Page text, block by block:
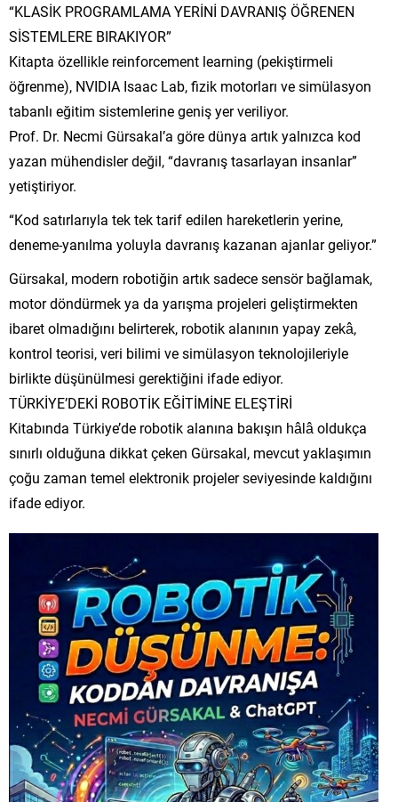
“KLASİK PROGRAMLAMA YERİNİ DAVRANIŞ ÖĞRENEN
SİSTEMLERE BIRAKIYOR”
Kitapta özellikle reinforcement learning (pekiştirmeli
öğrenme), NVIDIA Isaac Lab, fizik motorları ve simülasyon
tabanlı eğitim sistemlerine geniş yer veriliyor.
Prof. Dr. Necmi Gürsakal’a göre dünya artık yalnızca kod
yazan mühendisler değil, “davranış tasarlayan insanlar”
yetiştiriyor.
“Kod satırlarıyla tek tek tarif edilen hareketlerin yerine,
deneme-yanılma yoluyla davranış kazanan ajanlar geliyor.”
Gürsakal, modern robotiğin artık sadece sensör bağlamak,
motor döndürmek ya da yarışma projeleri geliştirmekten
ibaret olmadığını belirterek, robotik alanının yapay zekâ,
kontrol teorisi, veri bilimi ve simülasyon teknolojileriyle
birlikte düşünülmesi gerektiğini ifade ediyor.
TÜRKİYE’DEKİ ROBOTİK EĞİTİMİNE ELEŞTİRİ
Kitabında Türkiye’de robotik alanına bakışın hâlâ oldukça
sınırlı olduğuna dikkat çeken Gürsakal, mevcut yaklaşımın
çoğu zaman temel elektronik projeler seviyesinde kaldığını
ifade ediyor.